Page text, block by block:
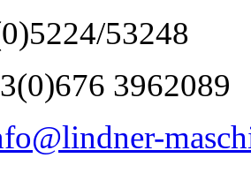
53248
3962089